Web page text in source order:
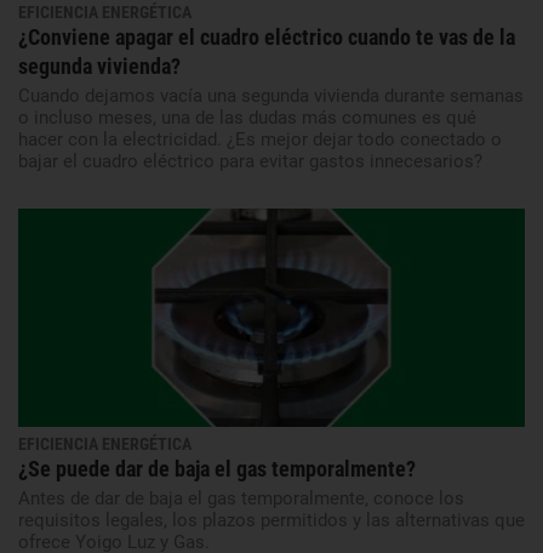
EFICIENCIA ENERGÉTICA
¿Conviene apagar el cuadro eléctrico cuando te vas de la
segunda vivienda?
Cuando dejamos vacía una segunda vivienda durante semanas
o incluso meses, una de las dudas más comunes es qué
hacer con la electricidad. ¿Es mejor dejar todo conectado o
bajar el cuadro eléctrico para evitar gastos innecesarios?
EFICIENCIA ENERGÉTICA
¿Se puede dar de baja el gas temporalmente?
Antes de dar de baja el gas temporalmente, conoce los
requisitos legales, los plazos permitidos y las alternativas que
ofrece Yoigo Luz y Gas.